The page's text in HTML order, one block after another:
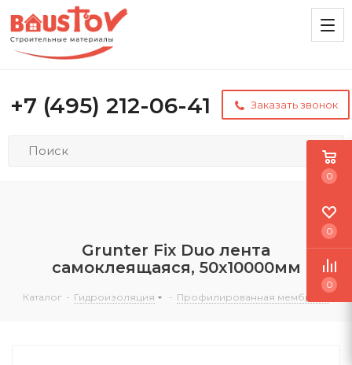
+7 (495) 212-06-41 Заказать звонок
Grunter Fix Duo лента
самоклеящаяся, 50х10000мм
Каталог - Гидроизоляция - Профилированная мембрана
0
0
0